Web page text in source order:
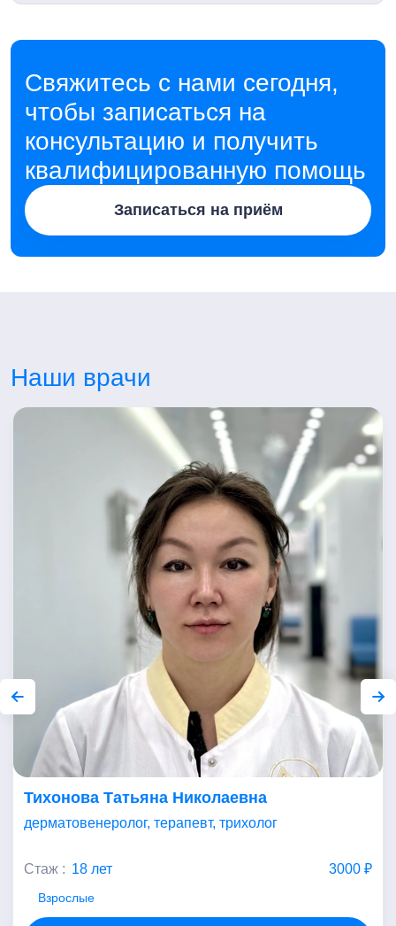
Свяжитесь с нами сегодня,
чтобы записаться на
консультацию и получить
квалифицированную помощь
Записаться на приём
Наши врачи
Тихонова Татьяна Николаевна
дерматовенеролог, терапевт, трихолог
Стаж : 18 лет 3000 ₽
Взрослые